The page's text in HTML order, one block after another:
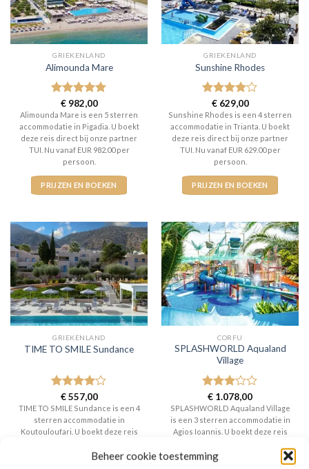
Beheer cookie toestemming
GRIEKENLAND
Alimounda Mare
Gewaardeerd
5uit 5
€982,00
Alimounda Mare is een 5 sterren
accommodatie in Pigadia. U boekt
deze reis direct bij onze partner
TUI. Nu vanaf EUR 982.00 per
persoon.
PRIJZEN EN BOEKEN
GRIEKENLAND
Sunshine Rhodes
Gewaardeerd
4uit 5
€629,00
Sunshine Rhodes is een 4 sterren
accommodatie in Trianta. U boekt
deze reis direct bij onze partner
TUI. Nu vanaf EUR 629.00 per
persoon.
PRIJZEN EN BOEKEN
GRIEKENLAND
TIME TO SMILE Sundance
Gewaardeerd
4uit 5
€557,00
TIME TO SMILE Sundance is een 4
sterren accommodatie in
Koutouloufari. U boekt deze reis
vanaf EUR 557.00 per persoon.
CORFU
SPLASHWORLD Aqualand
Village
Gewaardeerd
3uit 5
€ 1.078,00
SPLASHWORLD Aqualand Village
is een 3 sterren accommodatie in
Agios Ioannis. U boekt deze reis
vanaf EUR 1078.00 per persoon.